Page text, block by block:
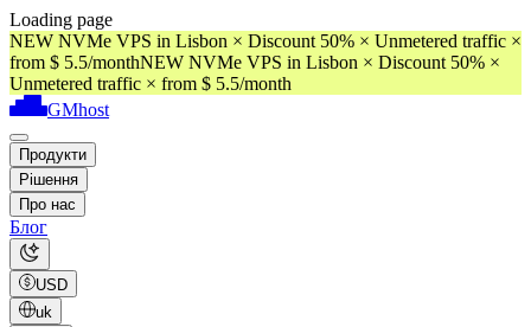
Loading page
NEW NVMe VPS in Lisbon × Discount 50% × Unmetered traffic ×
from $ 5.5/monthNEW NVMe VPS in Lisbon × Discount 50% ×
Unmetered traffic × from $ 5.5/month
GMhost
Продукти
Рішення
Про нас
Блог
USD
uk